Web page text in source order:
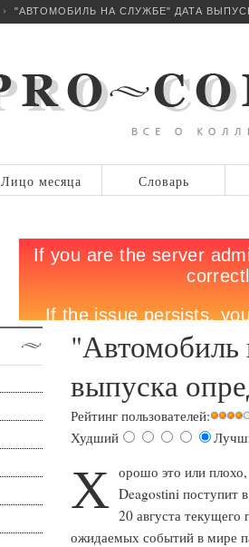
"АВТОМОБИЛЬ НА СЛУЖБЕ" ДАТА
Лицо месяца
Словарь
"Автомобиль
выпуска
Рейтинг пользователей:
Худший
Х орошо это или
Deagostini поступит
20 августа текущего
ожидаемых событий в мире